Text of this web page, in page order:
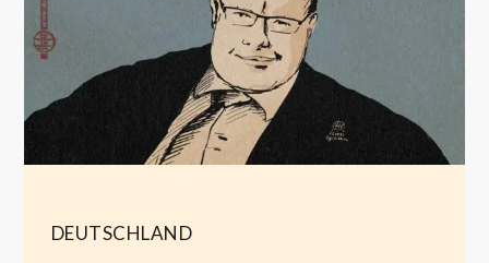
DEUTSCHLAND